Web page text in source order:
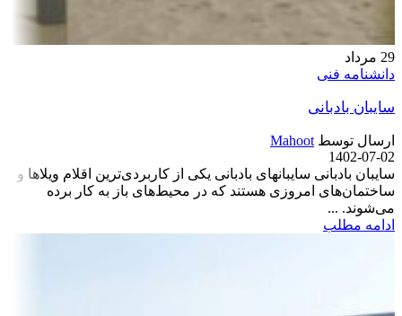
29 مرداد
دانشنامه فنی
سایبان بادبانی
ارسال توسط Mahoot
1402-07-02
سایبان بادبانی سایبان­های بادبانی یکی از کاربردی‌ترین اقلام ویلاها و
ساختمان‌های امروزی هستند که در محیط‌های باز به کار برده
می‌شوند. ...
ادامه مطلب